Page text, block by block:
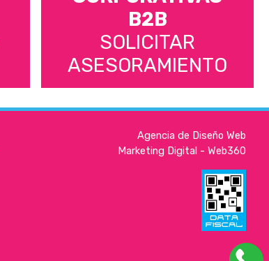
B2B
SOLICITAR
ASESORAMIENTO
Agencia de Diseño Web
Marketing Digital - Web360